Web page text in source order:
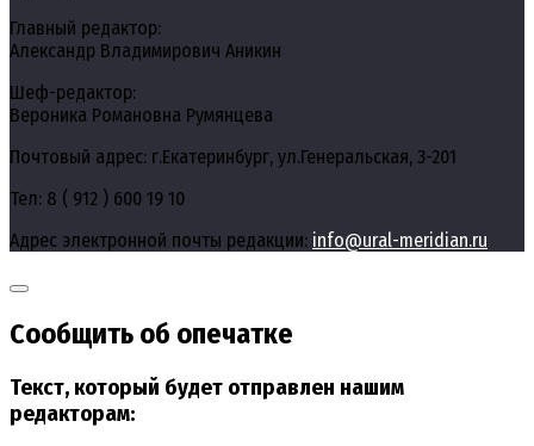
Главный редактор:
Александр Владимирович Аникин
Шеф-редактор:
Вероника Романовна Румянцева
Почтовый адрес: г.Екатеринбург, ул.Генеральская, 3-201
Тел: 8 ( 912 ) 600 19 10
Адрес электронной почты редакции: info@ural-meridian.ru
Сообщить об опечатке
Текст, который будет отправлен нашим
редакторам: